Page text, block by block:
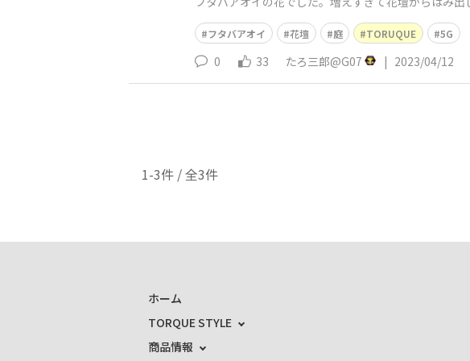
フタバアオイ 花壇 庭 TORUQUE 5G
0 33 たろ三郎@G07 | 2023/04/12
1-3件 / 全3件
ホーム
TORQUE STYLE
商品情報